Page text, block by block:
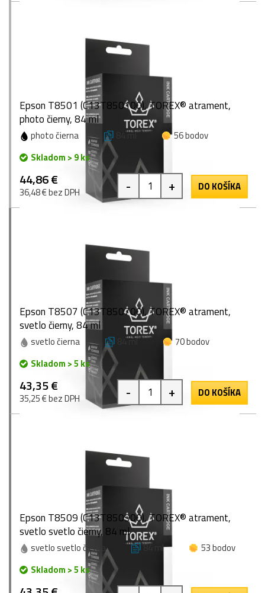
Epson T8501 (C13T850100), TOREX® atrament,
photo čierny, 84 ml
photo čierna 84 ml
56 bodov
Skladom > 9 ks
44,86 €
36,48 € bez DPH - + DO KOŠÍKA
Epson T8507 (C13T850700), TOREX® atrament,
svetlo čierny, 84 ml
svetlo čierna 84 ml
70 bodov
Skladom > 5 ks
43,35 €
35,25 € bez DPH - + DO KOŠÍKA
Epson T8509 (C13T850900), TOREX® atrament,
svetlo svetlo čierny, 84 ml
svetlo svetlo čierna 84 ml
53 bodov
Skladom > 5 ks